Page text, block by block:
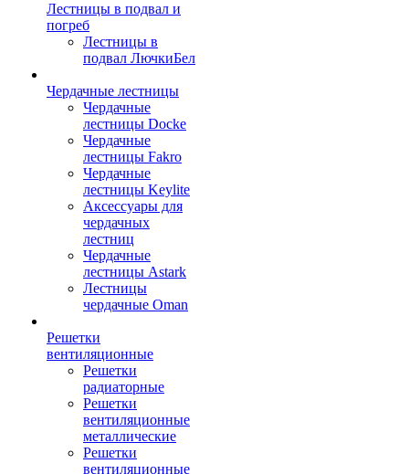
Лестницы в подвал и
погреб
Лестницы в
подвал ЛючкиБел
Чердачные лестницы
Чердачные
лестницы Docke
Чердачные
лестницы Fakro
Чердачные
лестницы Keylite
Аксессуары для
чердачных
лестниц
Чердачные
лестницы Astark
Лестницы
чердачные Oman
Решетки
вентиляционные
Решетки
радиаторные
Решетки
вентиляционные
металлические
Решетки
вентиляционные